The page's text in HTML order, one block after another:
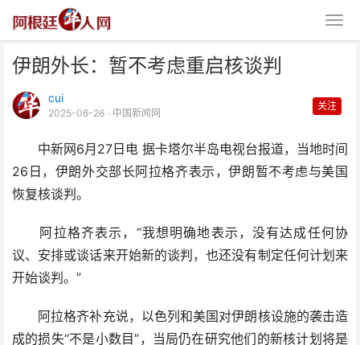
伊朗外长：暂不考虑重启核谈判
cui
2025-06-26 · 中国新闻网
关注
中新网6月27日电 据卡塔尔半岛电视台报道，当地时间
26日，伊朗外交部长阿拉格齐表示，伊朗暂不考虑与美国
恢复核谈判。
阿拉格齐表示，“我想明确地表示，没有达成任何协
议、安排或谈话来开始新的谈判，也还没有制定任何计划来
开始谈判。”
阿拉格齐补充说，以色列和美国对伊朗核设施的袭击造
成的损失“不是小数目”，当局仍在研究他们的新核计划将是
伊朗外长：暂不考虑重启核谈判